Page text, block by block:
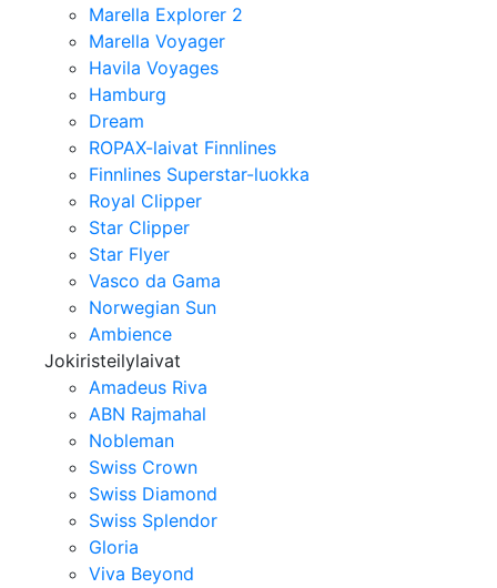
Marella Explorer 2
Marella Voyager
Havila Voyages
Hamburg
Dream
ROPAX-laivat Finnlines
Finnlines Superstar-luokka
Royal Clipper
Star Clipper
Star Flyer
Vasco da Gama
Norwegian Sun
Ambience
Jokiristeilylaivat
Amadeus Riva
ABN Rajmahal
Nobleman
Swiss Crown
Swiss Diamond
Swiss Splendor
Gloria
Viva Beyond